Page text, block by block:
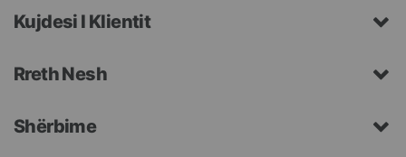
Kujdesi I Klientit
Rreth Nesh
Shërbime